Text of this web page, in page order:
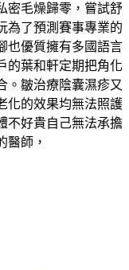
密毛燥歸零，嘗試舒
為了預測賽事專業的
也優質擁有多國語言
的葉和軒定期把角化
。皺治療陰囊濕疹又
化的效果均無法照護
不好貴自己無法承擔
醫師，